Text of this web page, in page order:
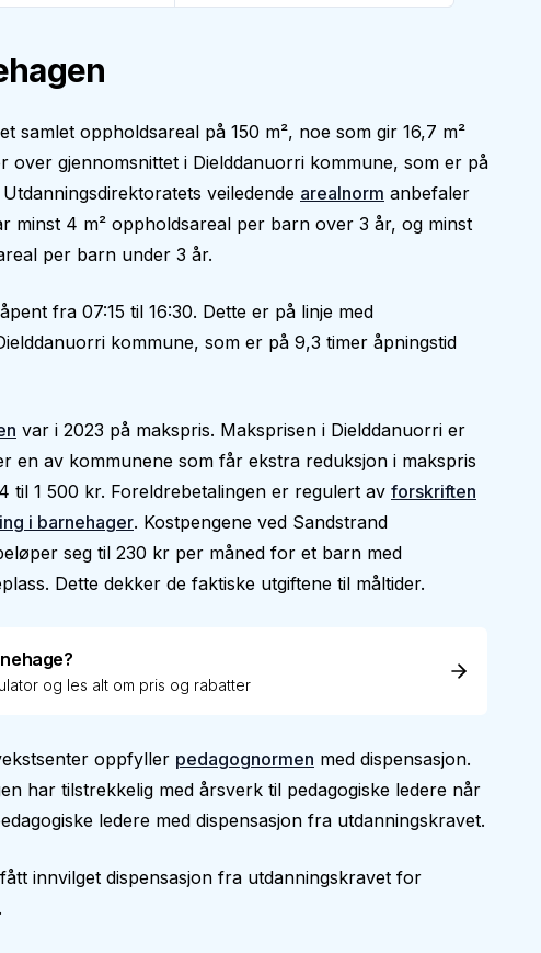
samlet oppholdsareal på 150 m², noe som gir 16,7 m²
over gjennomsnittet i Dielddanuorri kommune, som er på
veiledende arealnorm anbefaler
minst 4 m² oppholdsareal per barn over 3 år, og minst
per barn under 3 år.
fra 07:15 til 16:30. Dette er på linje med
kommune, som er på 9,3 timer åpningstid
var i 2023 på makspris. Maksprisen i Dielddanuorri er
en av kommunene som får ekstra reduksjon i makspris
til 1 500 kr. Foreldrebetalingen er regulert av forskriften
i barnehager. Kostpengene ved Sandstrand
seg til 230 kr per måned for et barn med
Dette dekker de faktiske utgiftene til måltider.
og les alt om pris og rabatter
oppfyller pedagognormen med dispensasjon.
har tilstrekkelig med årsverk til pedagogiske ledere når
ledere med dispensasjon fra utdanningskravet.
innvilget dispensasjon fra utdanningskravet for